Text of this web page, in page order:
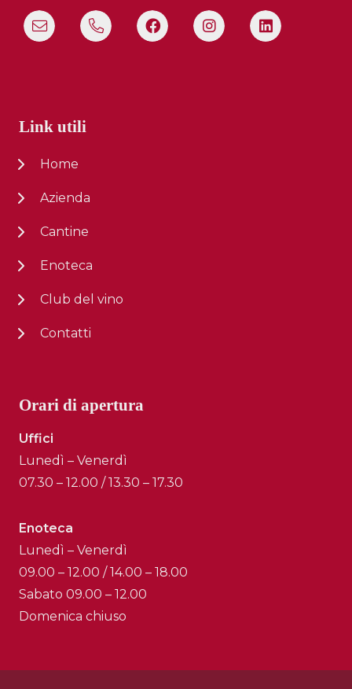
Link utili
Home
Azienda
Cantine
Enoteca
Club del vino
Contatti
Orari di apertura
Uffici
Lunedì – Venerdì
07.30 – 12.00 / 13.30 – 17.30
Enoteca
Lunedì – Venerdì
09.00 – 12.00 / 14.00 – 18.00
Sabato 09.00 – 12.00
Domenica chiuso